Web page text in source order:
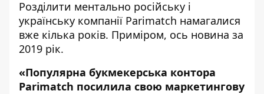
Розділити ментально російську і
українську компанії Parimatch намагалися
вже кілька років. Приміром, ось новина за
2019 рік.
«Популярна букмекерська контора
Parimatch посилила свою маркетингову